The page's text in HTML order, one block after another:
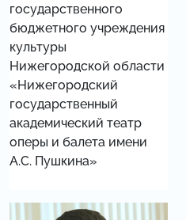
государственного
бюджетного учреждения
культуры
Нижегородской области
«Нижегородский
государственный
академический театр
оперы и балета имени
А.С. Пушкина»